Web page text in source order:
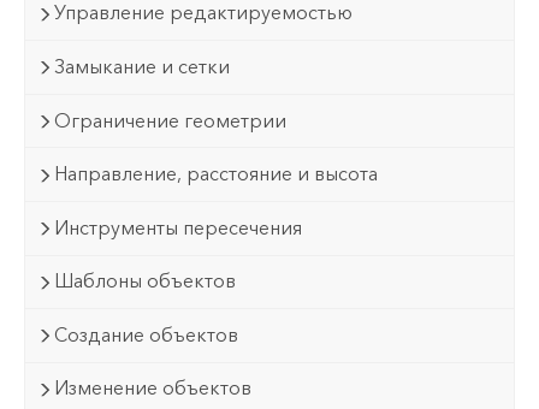
Управление редактируемостью
Замыкание и сетки
Ограничение геометрии
Направление, расстояние и высота
Инструменты пересечения
Шаблоны объектов
Создание объектов
Изменение объектов